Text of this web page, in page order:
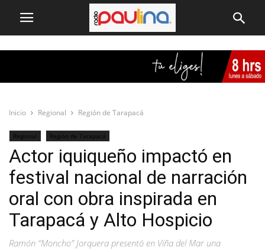
Inicio Regional Región de Tarapacá
Regional Región de Tarapacá
Actor iquiqueño impactó en
festival nacional de narración
oral con obra inspirada en
Tarapacá y Alto Hospicio
Ramón “Moncho” Jorquera presentó en Viña del Mar una